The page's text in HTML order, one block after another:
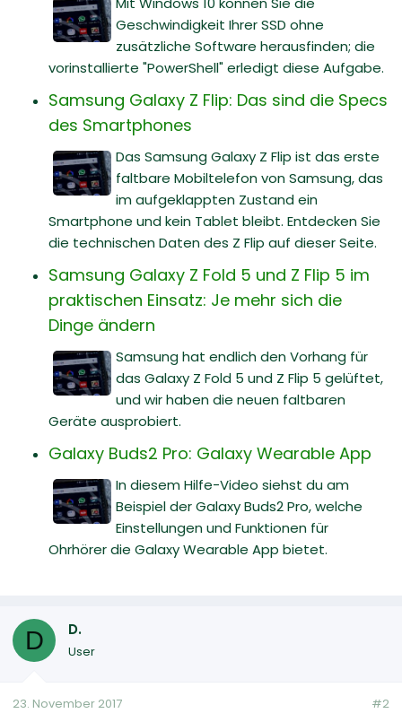
Geschwindigkeit Ihrer SSD ohne
zusätzliche Software herausfinden; die
vorinstallierte "PowerShell" erledigt diese Aufgabe.
Samsung Galaxy Z Flip: Das sind die Specs
des Smartphones
Das Samsung Galaxy Z Flip ist das erste
faltbare Mobiltelefon von Samsung, das
im aufgeklappten Zustand ein
Smartphone und kein Tablet bleibt. Entdecken Sie
die technischen Daten des Z Flip auf dieser Seite.
Samsung Galaxy Z Fold 5 und Z Flip 5 im
praktischen Einsatz: Je mehr sich die
Dinge ändern
Samsung hat endlich den Vorhang für
das Galaxy Z Fold 5 und Z Flip 5 gelüftet,
und wir haben die neuen faltbaren
Geräte ausprobiert.
Galaxy Buds2 Pro: Galaxy Wearable App
In diesem Hilfe-Video siehst du am
Beispiel der Galaxy Buds2 Pro, welche
Einstellungen und Funktionen für
Ohrhörer die Galaxy Wearable App bietet.
D D.
User
23. November 2017 #2